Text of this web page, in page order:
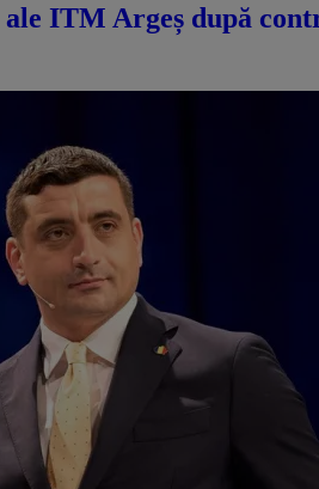
ITM Argeș după